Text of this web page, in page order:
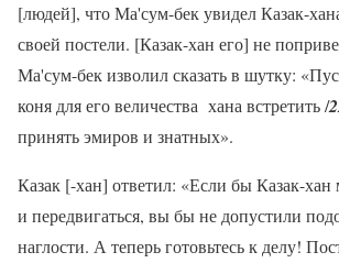
[людей], что Ма'сум-бек увидел Казак-
своей постели. [Казак-хан его] не
Ма'сум-бек изволил сказать в шутку:
коня для его величества хана встретить /
принять эмиров и знатных».
Казак [-хан] ответил: «Если бы Казак-хан
и передвигаться, вы бы не допустили
наглости. А теперь готовьтесь к делу!